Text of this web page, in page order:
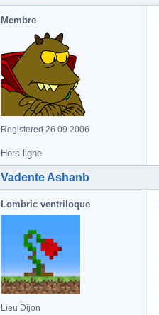
Membre
Registered 26.09.2006
Hors ligne
Vadente Ashanb
Lombric ventriloque
Lieu Dijon